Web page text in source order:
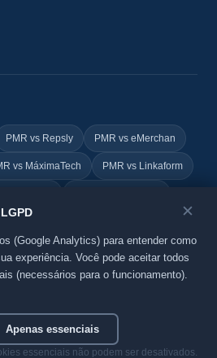
PMR vs Repsly PMR vs eMerchan
vs MáximaTech PMR vs Linkaform
Yoobic
Todos os direitos reservados. Um
✕
(Google Analytics) para entender como
experiência. Você pode aceitar todos
(necessários para o funcionamento).
Apenas essenciais
essenciais não podem ser desativados.